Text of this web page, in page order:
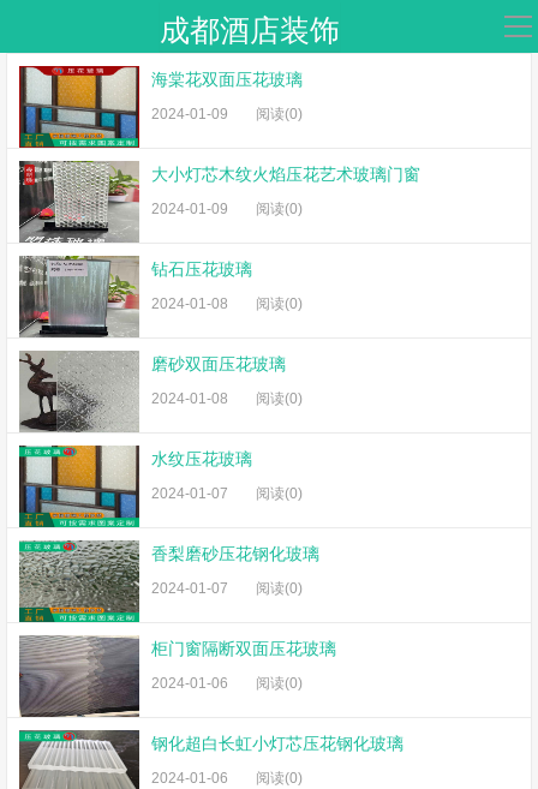
导
成都酒店装饰
玻璃厂
海棠花双面压花玻璃
2024-01-09 阅读(0)
大小灯芯木纹火焰压花艺术玻璃门窗
2024-01-09 阅读(0)
钻石压花玻璃
2024-01-08 阅读(0)
磨砂双面压花玻璃
2024-01-08 阅读(0)
水纹压花玻璃
2024-01-07 阅读(0)
香梨磨砂压花钢化玻璃
2024-01-07 阅读(0)
柜门窗隔断双面压花玻璃
2024-01-06 阅读(0)
钢化超白长虹小灯芯压花钢化玻璃
2024-01-06 阅读(0)